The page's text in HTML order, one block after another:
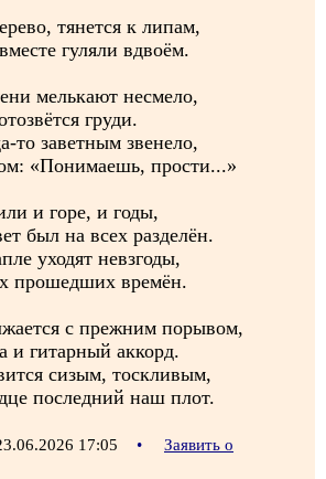
тянется к липам,
гуляли вдвоём.
мелькают несмело,
груди.
то заветным звенело,
«Понимаешь, прости...»
и горе, и годы,
был на всех разделён.
уходят невзгоды,
прошедших времён.
с прежним порывом,
и гитарный аккорд.
сизым, тоскливым,
последний наш плот.
17:05 •
Заявить о